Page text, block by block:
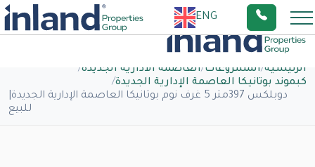
ENG
الرئيسية/المشروعات/العاصمة الادارية الجديدة/
كبموند بوتانيكا العاصمة الإدارية الجديدة/
دوبلكس 397متر 5 غرف نوم بوتانيكا العاصمة الإدارية الجديدة|
للبيع